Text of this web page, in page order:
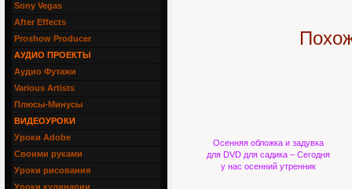
Осенняя обложка и задувка
для DVD для садика – Сегодня
у нас осенний утренник
Sony Vegas
After Effects
Proshow Producer
АУДИО ПРОЕКТЫ
Аудио Футажи
Various Artists
Плюсы-Минусы
ВИДЕОУРОКИ
Уроки Adobe
Своими руками
Уроки рисования
Уроки кулинарии